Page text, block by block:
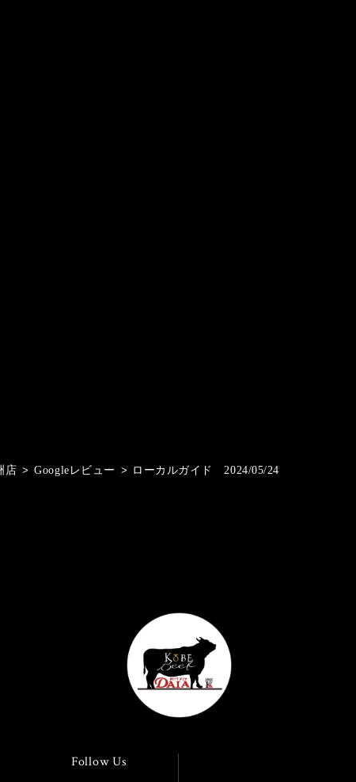
店 > Googleレビュー > ローカルガイド 2024/05/24
Follow Us